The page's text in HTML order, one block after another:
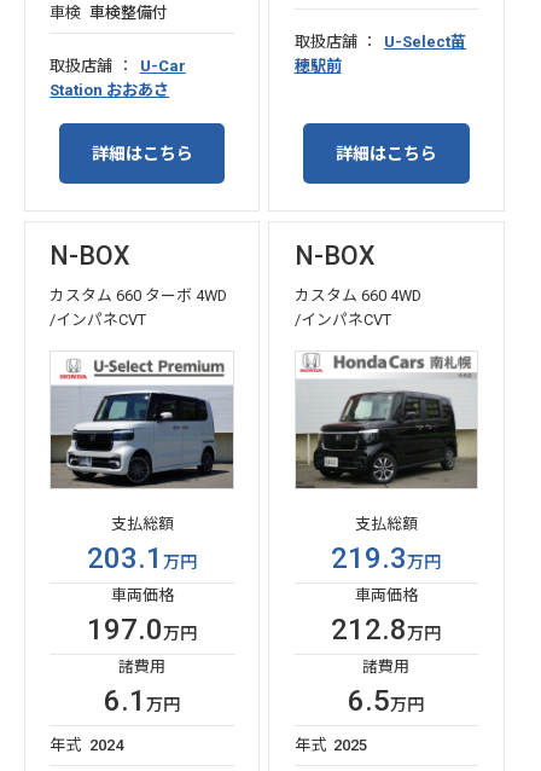
車検 車検整備付
取扱店舗
U-Car
Station おおあさ
詳細はこちら
取扱店舗
U-Select苗
穂駅前
詳細はこちら
N-BOX
カスタム 660 ターボ 4WD
/インパネCVT
支払総額
203.1万円
車両価格
197.0万円
諸費用
6.1万円
年式 2024
N-BOX
カスタム 660 4WD
/インパネCVT
支払総額
219.3万円
車両価格
212.8万円
諸費用
6.5万円
年式 2025